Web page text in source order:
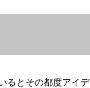
るとその都度アイデ